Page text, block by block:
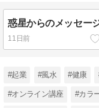
惑星からのメッセー
11日前
#起業 #風水 #健康
#オンライン講座 #カラ